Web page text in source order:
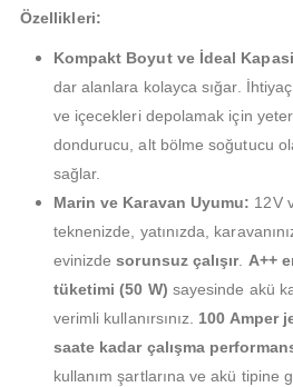
Özellikleri:
Kompakt Boyut ve İdeal
dar alanlara kolayca sığar.
ve içecekleri depolamak için
dondurucu, alt bölme soğutucu
sağlar.
Marin ve Karavan Uyumu: 12V
teknenizde, yatınızda,
evinizdesorunsuz çalışır. A++
tüketimi (50 W) sayesinde akü
verimli kullanırsınız. 100 Amper
saate kadar çalışma
kullanım şartlarına ve akü tipine